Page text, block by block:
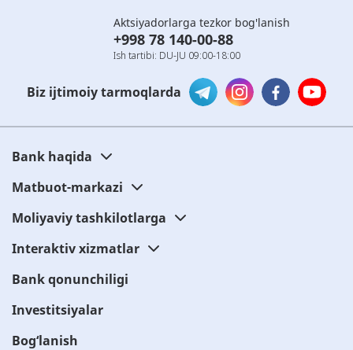
Aktsiyadorlarga tezkor bog'lanish
+998 78 140-00-88
Ish tartibi: DU-JU 09:00-18:00
Biz ijtimoiy tarmoqlarda
Bank haqida
Matbuot-markazi
Moliyaviy tashkilotlarga
Interaktiv xizmatlar
Bank qonunchiligi
Investitsiyalar
Bog‘lanish